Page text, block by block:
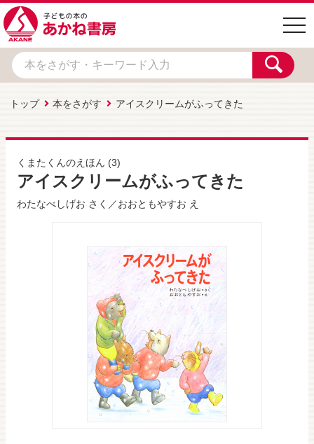
トップ 本をさがす アイスクリームがふってきた
くまたくんのえほん (3)
アイスクリームがふってきた
わたなべしげお さく／おおともやすお え